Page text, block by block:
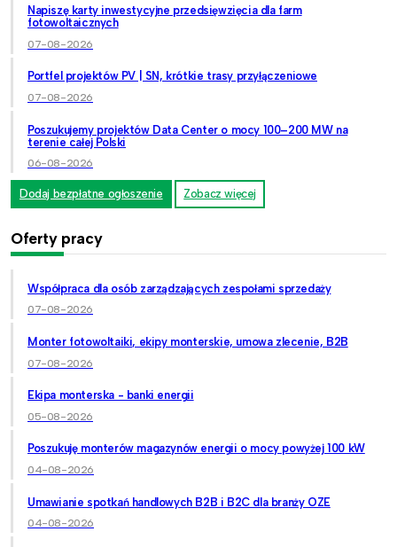
Napiszę karty inwestycyjne przedsięwzięcia dla farm
fotowoltaicznych
07-08-2026
Portfel projektów PV | SN, krótkie trasy przyłączeniowe
07-08-2026
Poszukujemy projektów Data Center o mocy 100–200 MW na
terenie całej Polski
06-08-2026
Dodaj bezpłatne ogłoszenie Zobacz więcej
Oferty pracy
Współpraca dla osób zarządzających zespołami sprzedaży
07-08-2026
Monter fotowoltaiki, ekipy monterskie, umowa zlecenie, B2B
07-08-2026
Ekipa monterska - banki energii
05-08-2026
Poszukuję monterów magazynów energii o mocy powyżej 100 kW
04-08-2026
Umawianie spotkań handlowych B2B i B2C dla branży OZE
04-08-2026